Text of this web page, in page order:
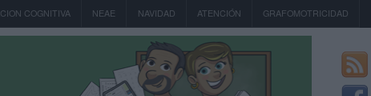
COGNITIVA NEAE NAVIDAD ATENCIÓN GRAFOMOTRICIDAD